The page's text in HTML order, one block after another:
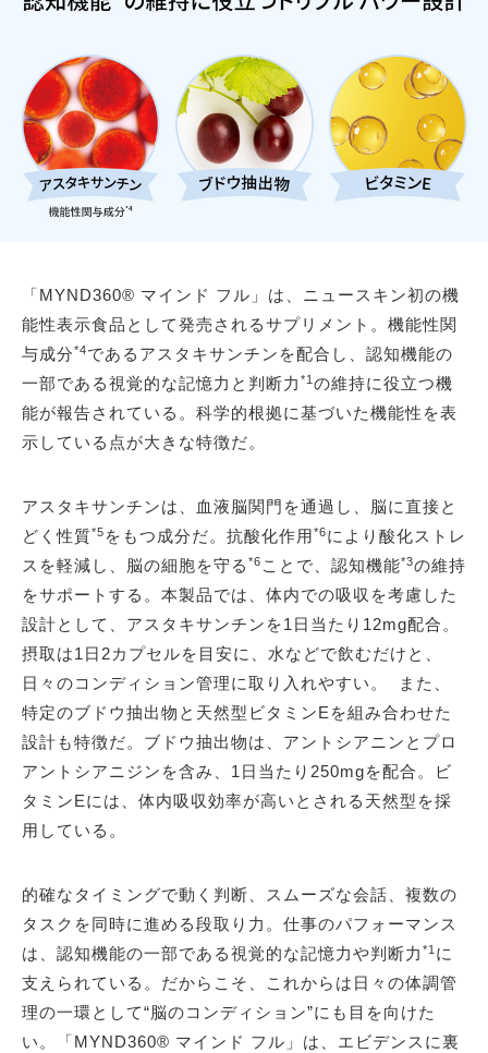
「MYND360® マインド フル」は、ニュースキン初の機
能性表示食品として発売されるサプリメント。機能性関
与成分*4であるアスタキサンチンを配合し、認知機能の
一部である視覚的な記憶力と判断力 *1 の維持に役立つ機
能が報告されている。科学的根拠に基づいた機能性を表
示している点が大きな特徴だ。
アスタキサンチンは、血液脳関門を通過し、脳に直接と
どく性質*5 をもつ成分だ。抗酸化作用*6により酸化ストレ
スを軽減し、脳の細胞を守る *6 ことで、認知機能*3の維持
をサポートする。本製品では、体内での吸収を考慮した
設計として、アスタキサンチンを1日当たり12mg配合。
摂取は1日2カプセルを目安に、水などで飲むだけと、
日々のコンディション管理に取り入れやすい。 また、
特定のブドウ抽出物と天然型ビタミンEを組み合わせた
設計も特徴だ。ブドウ抽出物は、アントシアニンとプロ
アントシアニジンを含み、1日当たり250mgを配合。ビ
タミンEには、体内吸収効率が高いとされる天然型を採
用している。
的確なタイミングで動く判断、スムーズな会話、複数の
タスクを同時に進める段取り力。仕事のパフォーマンス
は、認知機能の一部である視覚的な記憶力や判断力 *1 に
支えられている。だからこそ、これからは日々の体調管
理の一環として“脳のコンディション”にも目を向けた
い。「MYND360® マインド フル」は、エビデンスに裏